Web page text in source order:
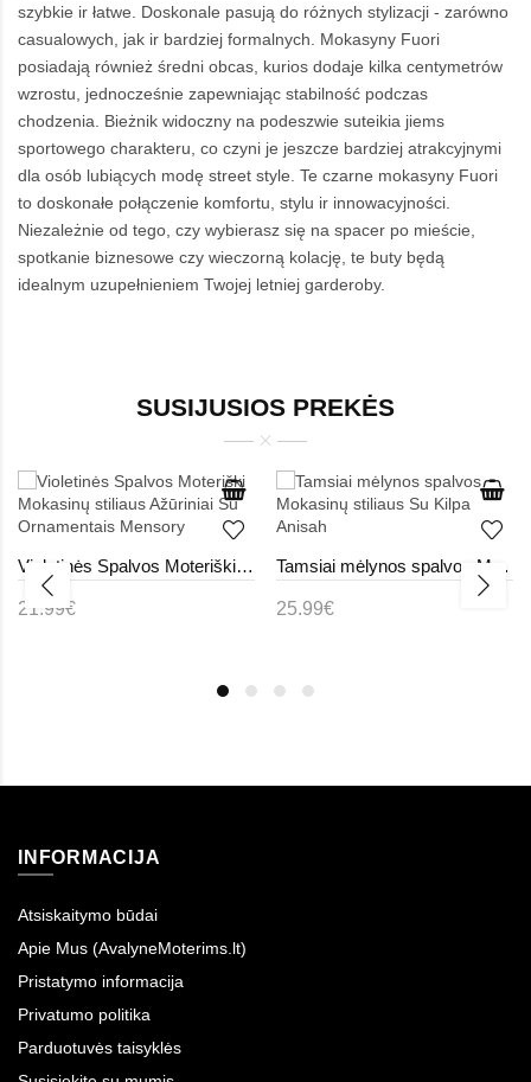
szybkie ir łatwe. Doskonale pasują do różnych stylizacji - zarówno
casualowych, jak ir bardziej formalnych. Mokasyny Fuori
posiadają również średni obcas, kurios dodaje kilka centymetrów
wzrostu, jednocześnie zapewniając stabilność podczas
chodzenia. Bieżnik widoczny na podeszwie suteikia jiems
sportowego charakteru, co czyni je jeszcze bardziej atrakcyjnymi
dla osób lubiących modę street style. Te czarne mokasyny Fuori
to doskonałe połączenie komfortu, stylu ir innowacyjności.
Niezależnie od tego, czy wybierasz się na spacer po mieście,
spotkanie biznesowe czy wieczorną kolację, te buty będą
idealnym uzupełnieniem Twojej letniej garderoby.
SUSIJUSIOS PREKĖS
Violetinės Spalvos Moteriški Mokasinų stiliaus Ažūriniai Su Ornamentais Mensory
21.99€
Tamsiai mėlynos spalvos Mokasinų stiliaus Su Kilpa Anisah
25.99€
INFORMACIJA
Atsiskaitymo būdai
Apie Mus (AvalyneMoterims.lt)
Pristatymo informacija
Privatumo politika
Parduotuvės taisyklės